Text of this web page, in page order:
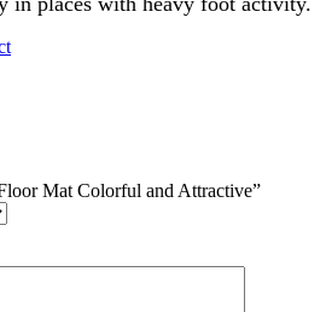
Mat Colorful and Attractive”